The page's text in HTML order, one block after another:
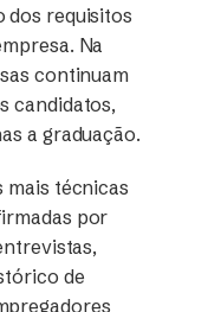
dos requisitos
Na
continuam
candidatos,
a graduação.
mais técnicas
por
de